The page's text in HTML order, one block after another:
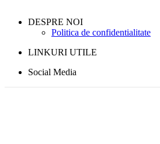
DESPRE NOI
Politica de confidentialitate
LINKURI UTILE
Social Media